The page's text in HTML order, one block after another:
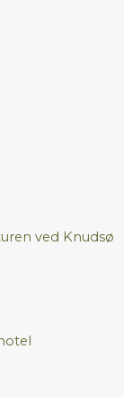
ved Knudsø